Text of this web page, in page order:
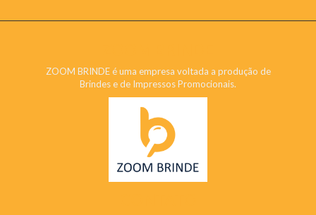
ZOOM BRINDE é uma empresa voltada a produção de
Brindes e de Impressos Promocionais.